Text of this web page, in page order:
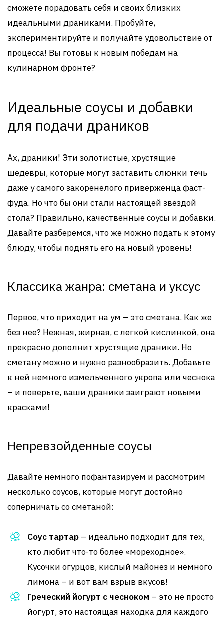
сможете порадовать себя и своих близких
идеальными драниками. Пробуйте,
экспериментируйте и получайте удовольствие от
процесса! Вы готовы к новым победам на
кулинарном фронте?
Идеальные соусы и добавки
для подачи драников
Ах, драники! Эти золотистые, хрустящие
шедевры, которые могут заставить слюнки течь
даже у самого закоренелого приверженца фаст-
фуда. Но что бы они стали настоящей звездой
стола? Правильно, качественные соусы и добавки.
Давайте разберемся, что же можно подать к этому
блюду, чтобы поднять его на новый уровень!
Классика жанра: сметана и уксус
Первое, что приходит на ум – это сметана. Как же
без нее? Нежная, жирная, с легкой кислинкой, она
прекрасно дополнит хрустящие драники. Но
сметану можно и нужно разнообразить. Добавьте
к ней немного измельченного укропа или чеснока
– и поверьте, ваши драники заиграют новыми
красками!
Непревзойденные соусы
Давайте немного пофантазируем и рассмотрим
несколько соусов, которые могут достойно
соперничать со сметаной:
Соус тартар – идеально подходит для тех,
кто любит что-то более «мореходное».
Кусочки огурцов, кислый майонез и немного
лимона – и вот вам взрыв вкусов!
Греческий йогурт с чесноком – это не просто
йогурт, это настоящая находка для каждого